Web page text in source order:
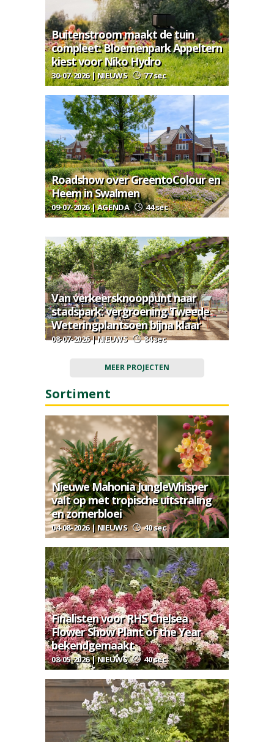
Buitenstroom maakt de tuin
compleet: Bloemenpark Appeltern
kiest voor Niko Hydro
30-07-2026 | NIEUWS 77 sec
Roadshow over GreentoColour en
Heem in Swalmen
09-07-2026 | AGENDA 44 sec
Van verkeersknooppunt naar
stadspark: vergroening Tweede
Weteringplantsoen bijna klaar
08-07-2026 | NIEUWS 84 sec
MEER PROJECTEN
Sortiment
Nieuwe Mahonia JungleWhisper
valt op met tropische uitstraling
en zomerbloei
04-08-2026 | NIEUWS 40 sec
Finalisten voor RHS Chelsea
Flower Show Plant of the Year
bekendgemaakt
08-05-2026 | NIEUWS 40 sec